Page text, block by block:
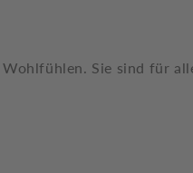
Sie sind für